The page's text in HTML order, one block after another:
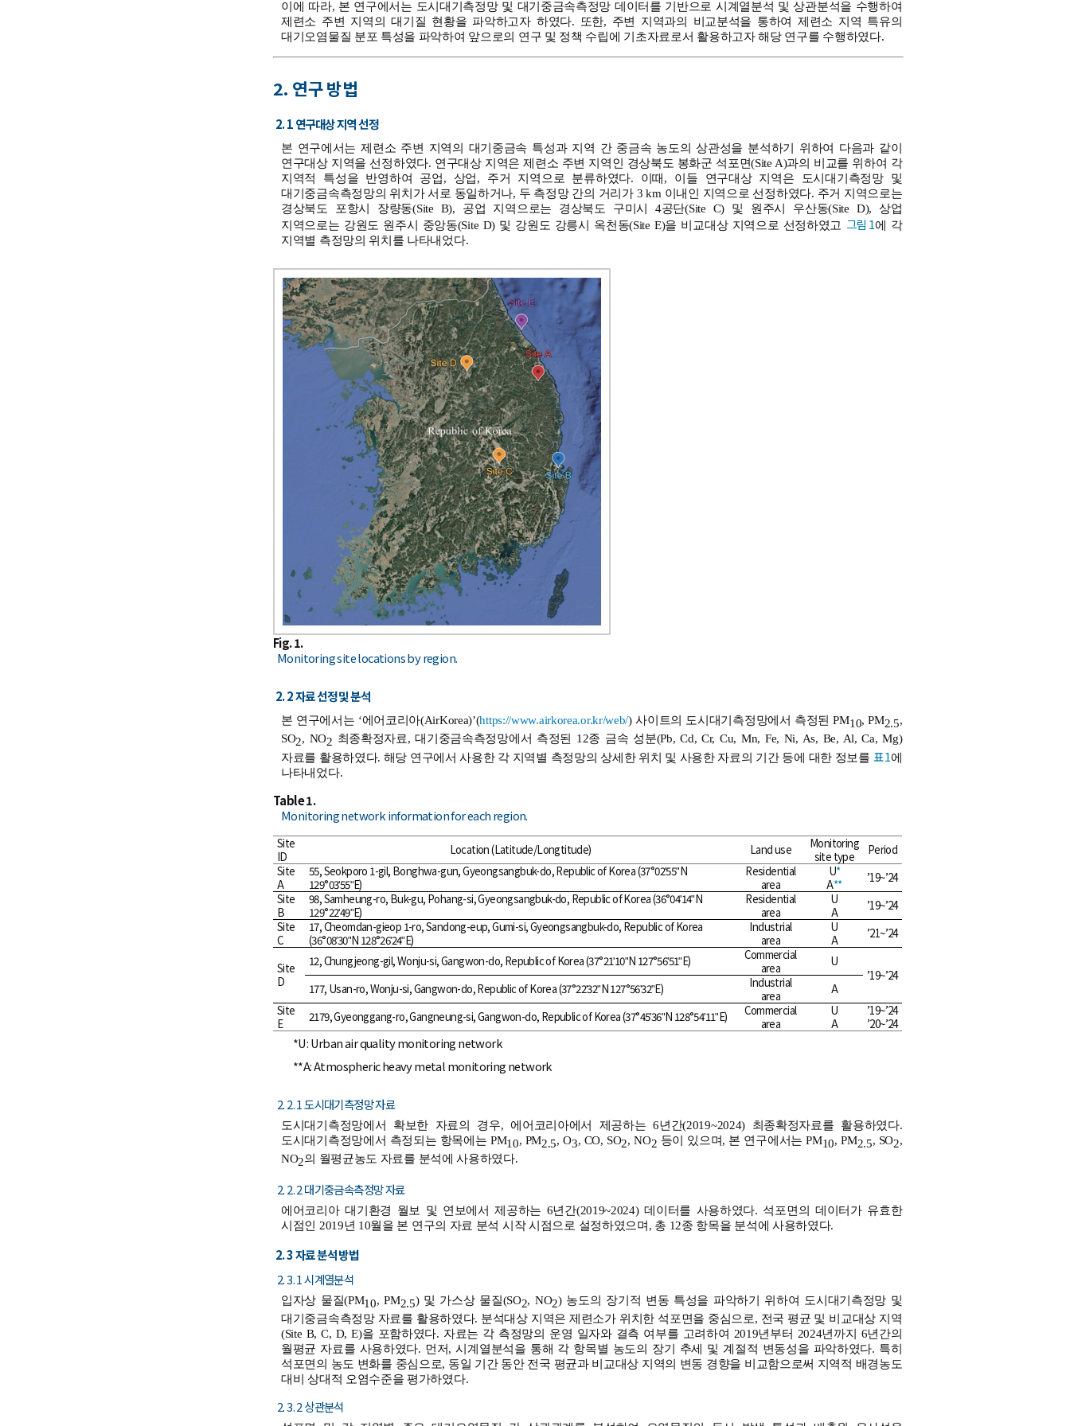
이에 따라, 본 연구에서는 도시대기측정망 및 대기중금속측정망 데이터를 기반으로 시계열분석 및 상관분석을 수행하여
제련소 주변 지역의 대기질 현황을 파악하고자 하였다. 또한, 주변 지역과의 비교분석을 통하여 제련소 지역 특유의
대기오염물질 분포 특성을 파악하여 앞으로의 연구 및 정책 수립에 기초자료로서 활용하고자 해당 연구를 수행하였다.
2. 연구 방법
2. 1 연구대상 지역 선정
본 연구에서는 제련소 주변 지역의 대기중금속 특성과 지역 간 중금속 농도의 상관성을 분석하기 위하여 다음과 같이
연구대상 지역을 선정하였다. 연구대상 지역은 제련소 주변 지역인 경상북도 봉화군 석포면(Site A)과의 비교를 위하여 각
지역적 특성을 반영하여 공업, 상업, 주거 지역으로 분류하였다. 이때, 이들 연구대상 지역은 도시대기측정망 및
대기중금속측정망의 위치가 서로 동일하거나, 두 측정망 간의 거리가 3 km 이내인 지역으로 선정하였다. 주거 지역으로는
경상북도 포항시 장량동(Site B), 공업 지역으로는 경상북도 구미시 4공단(Site C) 및 원주시 우산동(Site D), 상업
지역으로는 강원도 원주시 중앙동(Site D) 및 강원도 강릉시 옥천동(Site E)을 비교대상 지역으로 선정하였고 그림 1에 각
지역별 측정망의 위치를 나타내었다.
Fig. 1.
Monitoring site locations by region.
2. 2 자료 선정 및 분석
본 연구에서는 ‘에어코리아(AirKorea)’(https://www.airkorea.or.kr/web/) 사이트의 도시대기측정망에서 측정된 PM10, PM2.5,
SO2, NO2 최종확정자료, 대기중금속측정망에서 측정된 12종 금속 성분(Pb, Cd, Cr, Cu, Mn, Fe, Ni, As, Be, Al, Ca, Mg)
자료를 활용하였다. 해당 연구에서 사용한 각 지역별 측정망의 상세한 위치 및 사용한 자료의 기간 등에 대한 정보를 표 1에
나타내었다.
Table 1.
Monitoring network information for each region.
Site
ID
Location (Latitude/Longtitude) Land use
Monitoring
site type
Period
Site
A
55, Seokporo 1-gil, Bonghwa-gun, Gyeongsangbuk-do, Republic of Korea (37°02ʹ55ʺN
129°03ʹ55ʺE)
Residential
area
U* ’19~’24
A**
Site
B
98, Samheung-ro, Buk-gu, Pohang-si, Gyeongsangbuk-do, Republic of Korea (36°04ʹ14ʺN
129°22ʹ49ʺE)
Residential
area
U ’19~’24
A
Site
C
17, Cheomdan-gieop 1-ro, Sandong-eup, Gumi-si, Gyeongsangbuk-do, Republic of Korea
(36°08ʹ30ʺN 128°26ʹ24ʺE)
Industrial
area
U ’21~’24
A
Site
D
12, Chungjeong-gil, Wonju-si, Gangwon-do, Republic of Korea (37°21ʹ10ʺN 127°56ʹ51ʺE)
Commercial
area
U
’19~’24
177, Usan-ro, Wonju-si, Gangwon-do, Republic of Korea (37°22ʹ32ʺN 127°56ʹ32ʺE)
Industrial
area
A
Site
E
2179, Gyeonggang-ro, Gangneung-si, Gangwon-do, Republic of Korea (37°45ʹ36ʺN 128°54ʹ11ʺE)
Commercial
area
U
’19~’24
A
’20~’24
*U: Urban air quality monitoring network
**A: Atmospheric heavy metal monitoring network
2. 2. 1 도시대기측정망 자료
도시대기측정망에서 확보한 자료의 경우, 에어코리아에서 제공하는 6년간(2019~2024) 최종확정자료를 활용하였다.
도시대기측정망에서 측정되는 항목에는 PM10, PM2.5, O3, CO, SO2, NO2 등이 있으며, 본 연구에서는 PM10, PM2.5, SO2,
NO2의 월평균농도 자료를 분석에 사용하였다.
2. 2. 2 대기중금속측정망 자료
에어코리아 대기환경 월보 및 연보에서 제공하는 6년간(2019~2024) 데이터를 사용하였다. 석포면의 데이터가 유효한
시점인 2019년 10월을 본 연구의 자료 분석 시작 시점으로 설정하였으며, 총 12종 항목을 분석에 사용하였다.
2. 3 자료 분석 방법
2. 3. 1 시계열분석
입자상 물질(PM10, PM2.5) 및 가스상 물질(SO2, NO2) 농도의 장기적 변동 특성을 파악하기 위하여 도시대기측정망 및
대기중금속측정망 자료를 활용하였다. 분석대상 지역은 제련소가 위치한 석포면을 중심으로, 전국 평균 및 비교대상 지역
(Site B, C, D, E)을 포함하였다. 자료는 각 측정망의 운영 일자와 결측 여부를 고려하여 2019년부터 2024년까지 6년간의
월평균 자료를 사용하였다. 먼저, 시계열분석을 통해 각 항목별 농도의 장기 추세 및 계절적 변동성을 파악하였다. 특히
석포면의 농도 변화를 중심으로, 동일 기간 동안 전국 평균과 비교대상 지역의 변동 경향을 비교함으로써 지역적 배경농도
대비 상대적 오염수준을 평가하였다.
2. 3. 2 상관분석